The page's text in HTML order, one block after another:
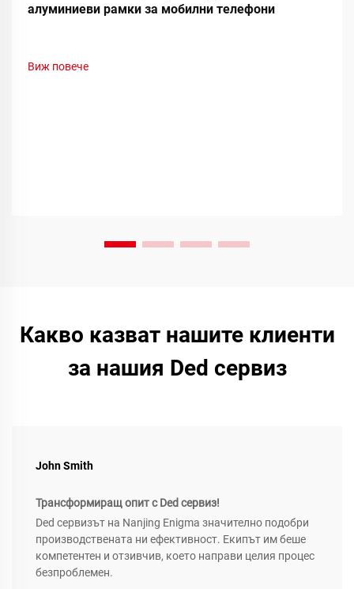
алуминиеви рамки за мобилни телефони
Виж повече
Какво казват нашите клиенти
за нашия Ded сервиз
John Smith
Трансформиращ опит с Ded сервиз!
Ded сервизът на Nanjing Enigma значително подобри
производствената ни ефективност. Екипът им беше
компетентен и отзивчив, което направи целия процес
безпроблемен.